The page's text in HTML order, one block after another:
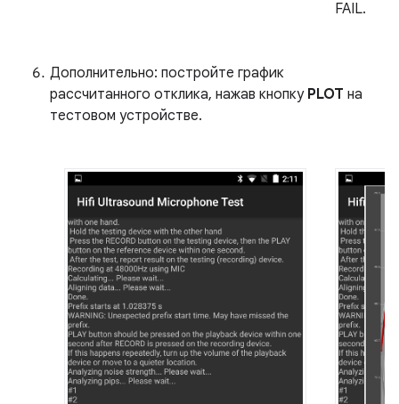
FAIL.
Дополнительно: постройте график
рассчитанного отклика, нажав кнопку PLOT на
тестовом устройстве.